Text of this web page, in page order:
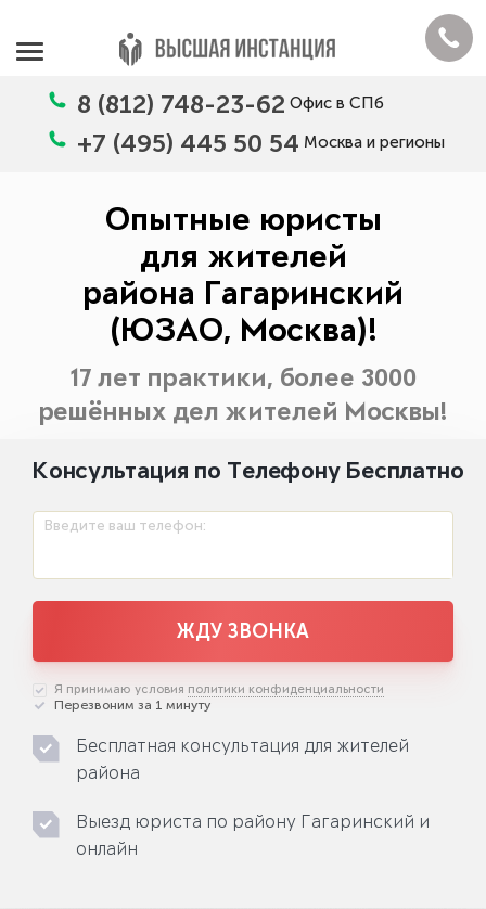
8 (812) 748-23-62 Офис в СПб
+7 (495) 445 50 54 Москва и регионы
Опытные юристы
для жителей
района Гагаринский
(ЮЗАО, Москва)!
17 лет практики, более 3000
решённых дел жителей Москвы!
Консультация по Телефону Бесплатно
Введите ваш телефон:
ЖДУ ЗВОНКА
Я принимаю условия политики конфиденциальности
Перезвоним за 1 минуту
Бесплатная консультация для жителей
района
Выезд юриста по району Гагаринский и
онлайн